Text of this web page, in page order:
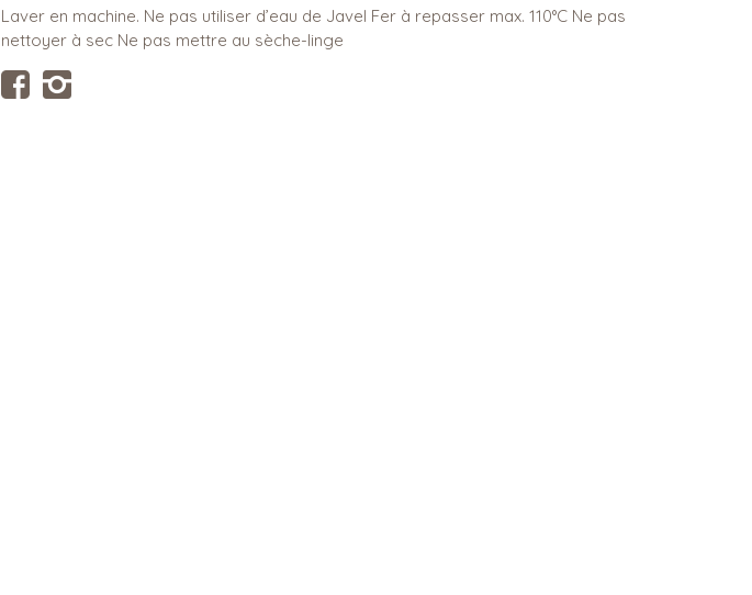
Laver en machine. Ne pas utiliser d’eau de Javel Fer à repasser max. 110°C Ne pas
nettoyer à sec Ne pas mettre au sèche-linge